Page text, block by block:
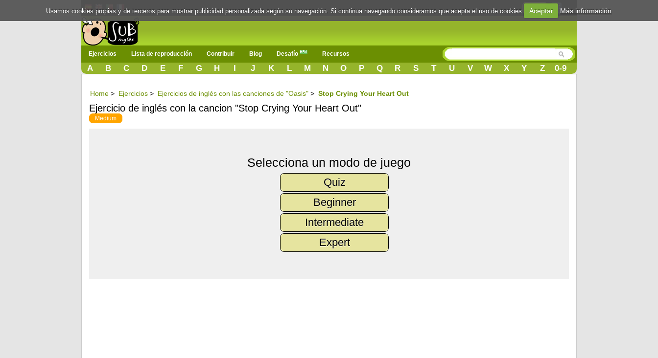
Login
Ejercicios Lista de reproducción Contribuir Blog Desafío Recursos
A B C D E F G H I J K L M N O P Q R S T U V W X Y Z 0-9
Home > Ejercicios > Ejercicios de inglés con las canciones de "Oasis" > Stop Crying Your Heart Out
Ejercicio de inglés con la cancion "Stop Crying Your Heart Out"
Medium
Selecciona un modo de juego
Quiz
Beginner
Intermediate
Expert
Usamos cookies propias y de terceros para mostrar publicidad personalizada según su navegación. Si continua navegando consideramos que acepta el uso de cookies Aceptar Más información